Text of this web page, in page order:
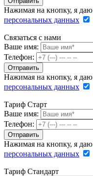
Нажимая на кнопку, я даю
персональных данных
Связаться с нами
Ваше имя:
Телефон:
Нажимая на кнопку, я даю
персональных данных
Тариф Старт
Ваше имя:
Телефон:
Нажимая на кнопку, я даю
персональных данных
Тариф Стандарт